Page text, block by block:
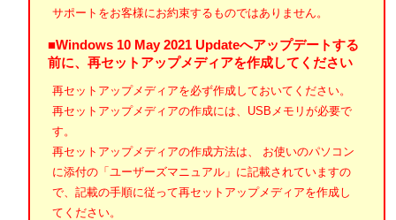
サポートをお客様にお約束するものではありません。
■Windows 10 May 2021 Updateへアップデートする
前に、再セットアップメディアを作成してください
再セットアップメディアを必ず作成しておいてください。
再セットアップメディアの作成には、USBメモリが必要で
す。
再セットアップメディアの作成方法は、 お使いのパソコン
に添付の「ユーザーズマニュアル」に記載されていますの
で、記載の手順に従って再セットアップメディアを作成し
てください。